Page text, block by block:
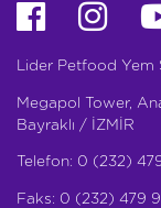
Lider Petfood Yem
Megapol Tower,
Bayraklı / İZMİR
Telefon: 0 (232)
Faks: 0 (232) 479